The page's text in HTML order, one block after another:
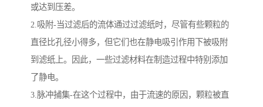
或达到压差。
2.吸附-当过滤后的流体通过过滤纸时，尽管有些颗粒的
直径比孔径小得多，但它们也在静电吸引作用下被吸附
到滤纸上。因此，一些过滤材料在制造过程中特别添加
了静电。
3.脉冲捕集-在这个过程中，由于流速的原因，颗粒被直